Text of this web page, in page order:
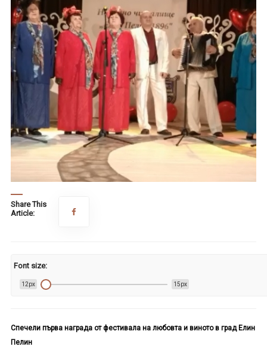
Share This
Article:
Font size:
12px 15px
Спечели първа награда от фестивала на любовта и виното в град Елин
Пелин